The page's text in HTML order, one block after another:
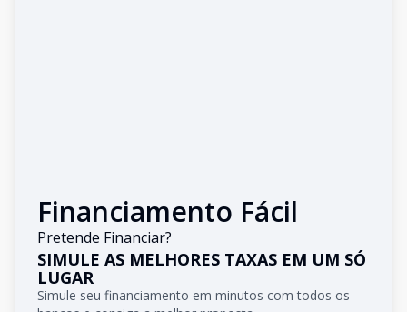
Financiamento Fácil
Pretende Financiar?
SIMULE AS MELHORES TAXAS EM UM SÓ
LUGAR
Simule seu financiamento em minutos com todos os